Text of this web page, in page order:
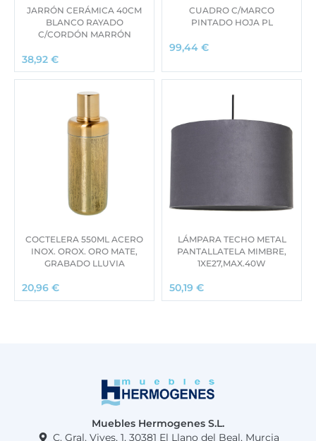
JARRÓN CERÁMICA 40CM
BLANCO RAYADO
C/CORDÓN MARRÓN
38,92 €
CUADRO C/MARCO
PINTADO HOJA PL
99,44 €
COCTELERA 550ML ACERO
INOX. OROX. ORO MATE,
GRABADO LLUVIA
20,96 €
LÁMPARA TECHO METAL
PANTALLATELA MIMBRE,
1XE27,MAX.40W
50,19 €
Muebles Hermogenes S.L.
C. Gral. Vives, 1, 30381 El Llano del Beal, Murcia